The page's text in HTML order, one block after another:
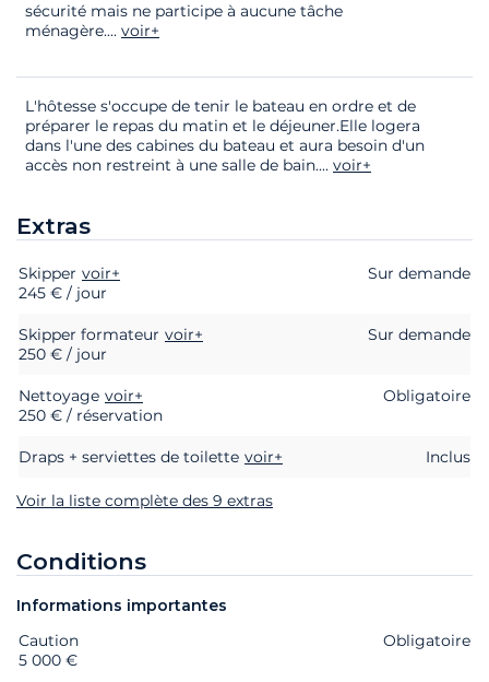
sécurité mais ne participe à aucune tâche
ménagère.... voir+
L'hôtesse s'occupe de tenir le bateau en ordre et de
préparer le repas du matin et le déjeuner.Elle logera
dans l'une des cabines du bateau et aura besoin d'un
accès non restreint à une salle de bain.... voir+
Extras
Extras Statut
Skipper voir+
Sur demande
245 € / jour
Skipper formateur voir+
Sur demande
250 € / jour
Nettoyage voir+
Obligatoire
250 € / réservation
Draps + serviettes de toilette voir+ Inclus
Voir la liste complète des 9 extras
Conditions
Informations importantes
Extras Statut
Caution
Obligatoire
5 000 €